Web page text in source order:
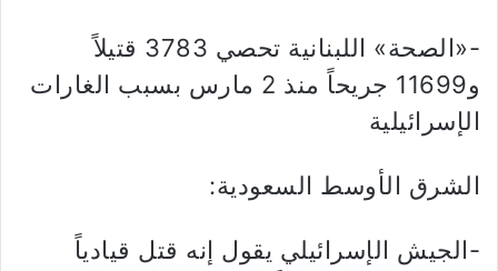
-«الصحة» اللبنانية تحصي 3783 قتيلاً
و11699 جريحاً منذ 2 مارس بسبب الغارات
الإسرائيلية
الشرق الأوسط السعودية:
-الجيش الإسرائيلي يقول إنه قتل قيادياً